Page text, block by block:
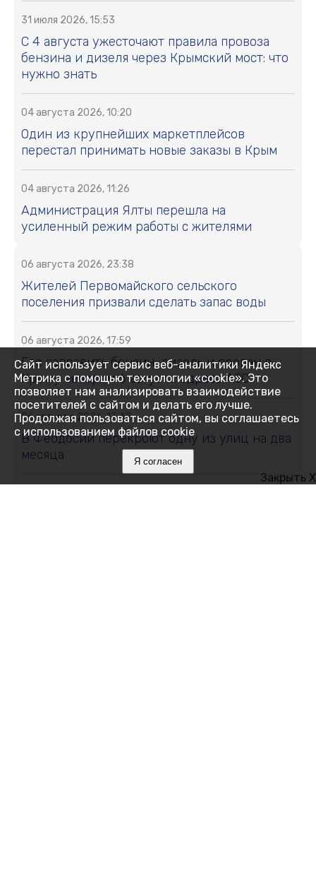
31 июля 2026, 15:53
С 4 августа ужесточают правила провоза
бензина и дизеля через Крымский мост: что
нужно знать
04 августа 2026, 10:20
Один из крупнейших маркетплейсов
перестал принимать новые заказы в Крым
04 августа 2026, 11:26
Администрация Ялты перешла на
усиленный режим работы с жителями
06 августа 2026, 23:38
Жителей Первомайского сельского
поселения призвали сделать запас воды
06 августа 2026, 17:59
Где заправить бензин, дизель и пропан в
Крыму вечером 6 августа: адреса АЗС
06 августа 2026, 17:42
В Феодосии перекроют одну из улиц на два
месяца
Закрыть X
Сайт использует сервис веб-аналитики Яндекс
Метрика с помощью технологии «cookie». Это
позволяет нам анализировать взаимодействие
посетителей с сайтом и делать его лучше.
Продолжая пользоваться сайтом, вы соглашаетесь
с использованием файлов cookie
Я согласен